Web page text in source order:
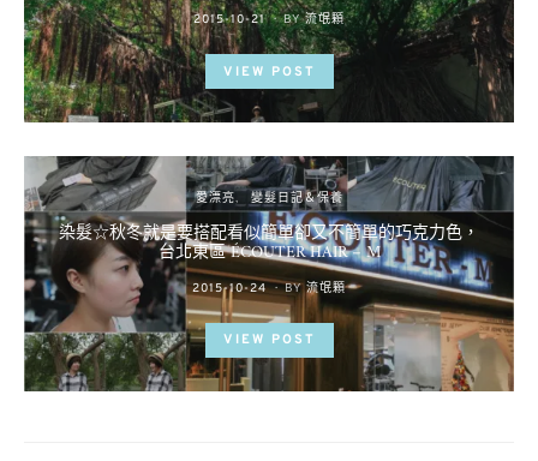
POSTED
ON
2015-10-21 BY 流氓顆
VIEW POST
愛漂亮 變髮日記＆保養
染髮☆秋冬就是要搭配看似簡單卻又不簡單的巧克力色，
台北東區 ÉCOUTER HAIR – M
POSTED
ON
2015-10-24 BY 流氓顆
VIEW POST